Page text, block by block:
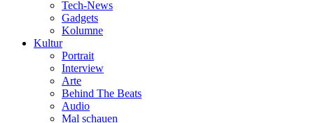
Tech-News
Gadgets
Kolumne
Kultur
Portrait
Interview
Arte
Behind The Beats
Audio
Mal schauen